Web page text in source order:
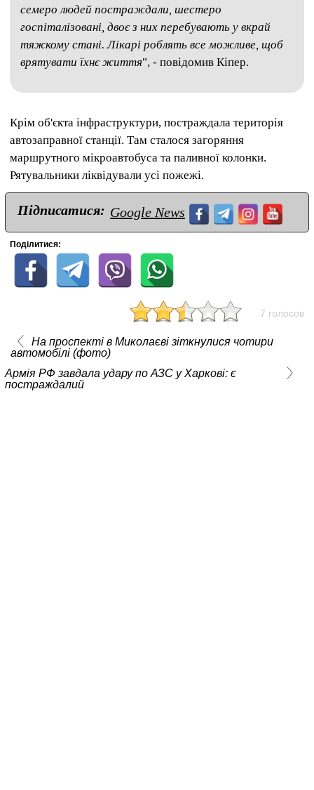
семеро людей постраждали, шестеро
госпіталізовані, двоє з них перебувають у вкрай
тяжкому стані. Лікарі роблять все можливе, щоб
врятувати їхнє життя", - повідомив Кіпер.
Крім об'єкта інфраструктури, постраждала територія
автозаправної станції. Там сталося загоряння
маршрутного мікроавтобуса та паливної колонки.
Рятувальники ліквідували усі пожежі.
Підписатися: Google News
Поділитися:
7 голосов
На проспекті в Миколаєві зіткнулися чотири
автомобілі (фото)
Армія РФ завдала удару по АЗС у Харкові: є
постраждалий